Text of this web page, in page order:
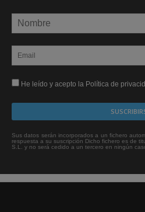
He leído y acepto la Política de
Sus datos serán incorporados a un fichero
respuesta a su suscripción Dicho fichero es de
S.L. y no será cedido a un tercero en ningún